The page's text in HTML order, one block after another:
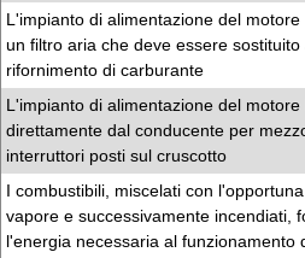
L'impianto di alimentazione del
un filtro aria che deve essere sostituito
rifornimento di carburante
L'impianto di alimentazione del
direttamente dal conducente per
interruttori posti sul cruscotto
I combustibili, miscelati con
vapore e successivamente incendiati,
l'energia necessaria al funzionamento